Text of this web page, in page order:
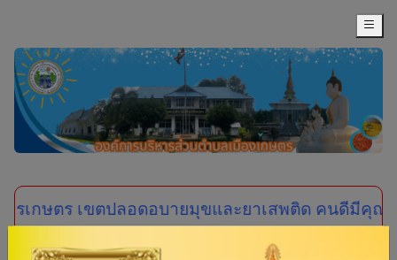
และยาเสพติด คนดีมีคุณภาพปราศจากโรคร้าย ชุม